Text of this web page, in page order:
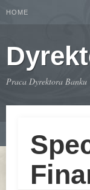
HOME
Praca Dyrektora Banku